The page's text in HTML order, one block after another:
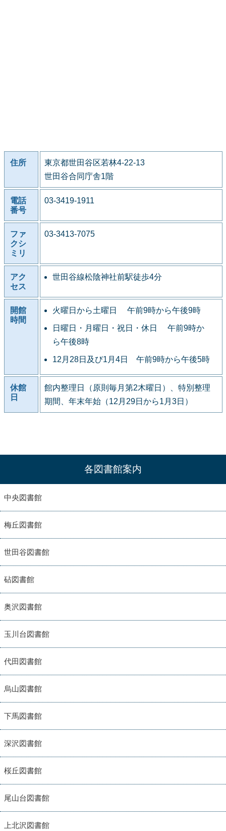
住所
東京都世田谷区若林4-22-13
世田谷合同庁舎1階
電話
番号
03-3419-1911
ファ
クシ
ミリ
03-3413-7075
アク
セス
世田谷線松陰神社前駅徒歩4分
開館
時間
火曜日から土曜日 午前9時から午後9時
日曜日・月曜日・祝日・休日 午前9時か
ら午後8時
12月28日及び1月4日 午前9時から午後5時
休館
日
館内整理日（原則毎月第2木曜日）、特別整理
期間、年末年始（12月29日から1月3日）
各図書館案内
中央図書館
梅丘図書館
世田谷図書館
砧図書館
奥沢図書館
玉川台図書館
代田図書館
烏山図書館
下馬図書館
深沢図書館
桜丘図書館
尾山台図書館
上北沢図書館